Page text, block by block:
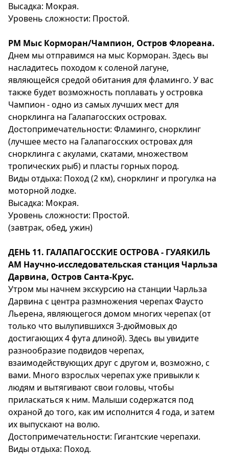
Высадка: Мокрая.
Уровень сложности: Простой.
РМ Мыс Корморан/Чампион, Остров Флореана.
Днем мы отправимся на мыс Корморан. Здесь вы
насладитесь походом к соленой лагуне,
являющейся средой обитания для фламинго. У вас
также будет возможность поплавать у островка
Чампион - одно из самых лучших мест для
снорклинга на Галапагосских островах.
Достопримечательности: Фламинго, снорклинг
(лучшее место на Галапагосских островах для
снорклинга с акулами, скатами, множеством
тропических рыб) и пласты горных пород.
Виды отдыха: Поход (2 км), снорклинг и прогулка на
моторной лодке.
Высадка: Мокрая.
Уровень сложности: Простой.
(завтрак, обед, ужин)
ДЕНЬ 11. ГАЛАПАГОССКИЕ ОСТРОВА - ГУАЯКИЛЬ
АМ Научно-исследовательская станция Чарльза
Дарвина, Остров Санта-Крус.
Утром мы начнем экскурсию на станции Чарльза
Дарвина с центра размножения черепах Фаусто
Льерена, являющегося домом многих черепах (от
только что вылупившихся 3-дюймовых до
достигающих 4 фута длиной). Здесь вы увидите
разнообразие подвидов черепах,
взаимодействующих друг с другом и, возможно, с
вами. Много взрослых черепах уже привыкли к
людям и вытягивают свои головы, чтобы
приласкаться к ним. Малыши содержатся под
охраной до того, как им исполнится 4 года, и затем
их выпускают на волю.
Достопримечательности: Гигантские черепахи.
Виды отдыха: Поход.